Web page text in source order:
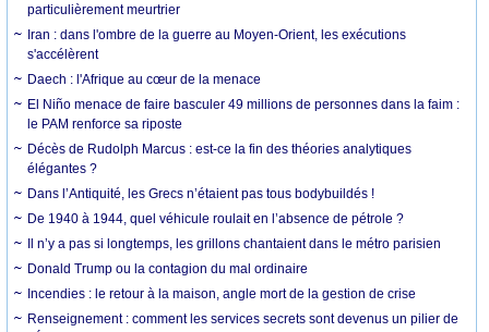
particulièrement meurtrier
Iran : dans l'ombre de la guerre au Moyen-Orient, les exécutions
s'accélèrent
Daech : l'Afrique au cœur de la menace
El Niño menace de faire basculer 49 millions de personnes dans la faim :
le PAM renforce sa riposte
Décès de Rudolph Marcus : est-ce la fin des théories analytiques
élégantes ?
Dans l’Antiquité, les Grecs n’étaient pas tous bodybuildés !
De 1940 à 1944, quel véhicule roulait en l’absence de pétrole ?
Il n’y a pas si longtemps, les grillons chantaient dans le métro parisien
Donald Trump ou la contagion du mal ordinaire
Incendies : le retour à la maison, angle mort de la gestion de crise
Renseignement : comment les services secrets sont devenus un pilier de